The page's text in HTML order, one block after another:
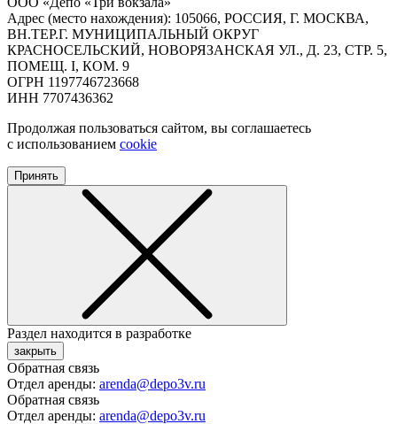
Адрес (место нахождения): 105066, РОССИЯ, Г. МОСКВА,
ВН.ТЕР.Г. МУНИЦИПАЛЬНЫЙ ОКРУГ
КРАСНОСЕЛЬСКИЙ, НОВОРЯЗАНСКАЯ УЛ., Д. 23, СТР. 5,
ПОМЕЩ. I, КОМ. 9
ОГРН 1197746723668
ИНН 7707436362
Продолжая пользоваться сайтом, вы соглашаетесь
с использованием cookie
Принять
Раздел находится в разработке
закрыть
Обратная связь
Отдел аренды: arenda@depo3v.ru
Обратная связь
Отдел аренды: arenda@depo3v.ru